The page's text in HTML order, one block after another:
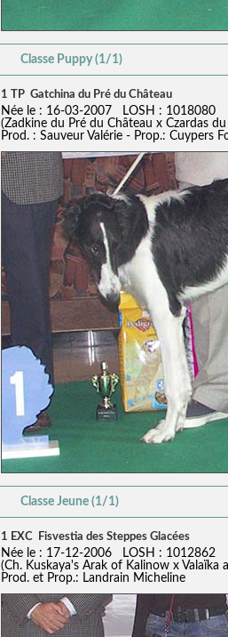
Classe Puppy (1/1)
1 TP Gatchina du Pré du Château
Née le : 16-03-2007 LOSH : 1018080
(Zadkine du Pré du Château x Czardas
Prod. : Sauveur Valérie - Prop.: Cuypers
Classe Jeune (1/1)
1 EXC Fisvestia des Steppes Glacées
Née le : 17-12-2006 LOSH : 1012862
(Ch. Kuskaya's Arak of Kalinow x Valaïka
Prod. et Prop.: Landrain Micheline